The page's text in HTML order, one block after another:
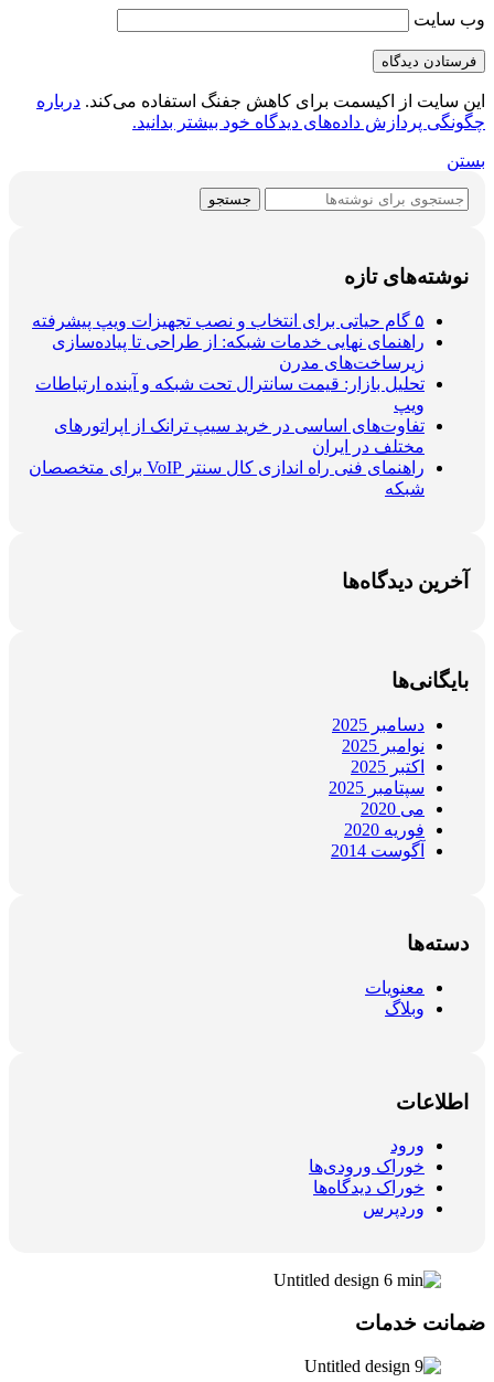
وب‌ سایت
این سایت از اکیسمت برای کاهش جفنگ استفاده می‌کند. درباره
چگونگی پردازش داده‌های دیدگاه خود بیشتر بدانید.
بستن
جستجو
نوشته‌های تازه
۵ گام حیاتی برای انتخاب و نصب تجهیزات ویپ پیشرفته
راهنمای نهایی خدمات شبکه: از طراحی تا پیاده‌سازی
زیرساخت‌های مدرن
تحلیل بازار: قیمت سانترال تحت شبکه و آینده ارتباطات
ویپ
تفاوت‌های اساسی در خرید سیپ ترانک از اپراتورهای
مختلف در ایران
راهنمای فنی راه اندازی کال سنتر VoIP برای متخصصان
شبکه
آخرین دیدگاه‌ها
بایگانی‌ها
دسامبر 2025
نوامبر 2025
اکتبر 2025
سپتامبر 2025
می 2020
فوریه 2020
آگوست 2014
دسته‌ها
معنویات
وبلاگ
اطلاعات
ورود
خوراک ورودی‌ها
خوراک دیدگاه‌ها
وردپرس
ضمانت خدمات